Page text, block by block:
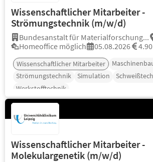
Wissenschaftlicher Mitarbeiter -
Strömungstechnik (m/w/d)
Bundesanstalt für Materialforschung...
Homeoffice möglich
05.08.2026
Wissenschaftlicher Mitarbeiter
Strömungstechnik
Simulation
Werkstofftechnik
Wissenschaftlicher Mitarbeiter -
Molekulargenetik (m/w/d)